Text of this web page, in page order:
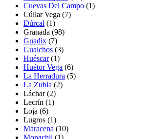
Cuevas Del Campo (1)
Cúllar Vega (7)
Dúrcal (1)
Granada (98)
Guadix (7)
Gualchos (3)
Huéscar(1)
Huétor Vega (6)
La Herradura (5)
La Zubia (2)
Láchar(2)
Lecrín (1)
Loja (6)
Lugros (1)
Maracena (10)
Monachil (1)